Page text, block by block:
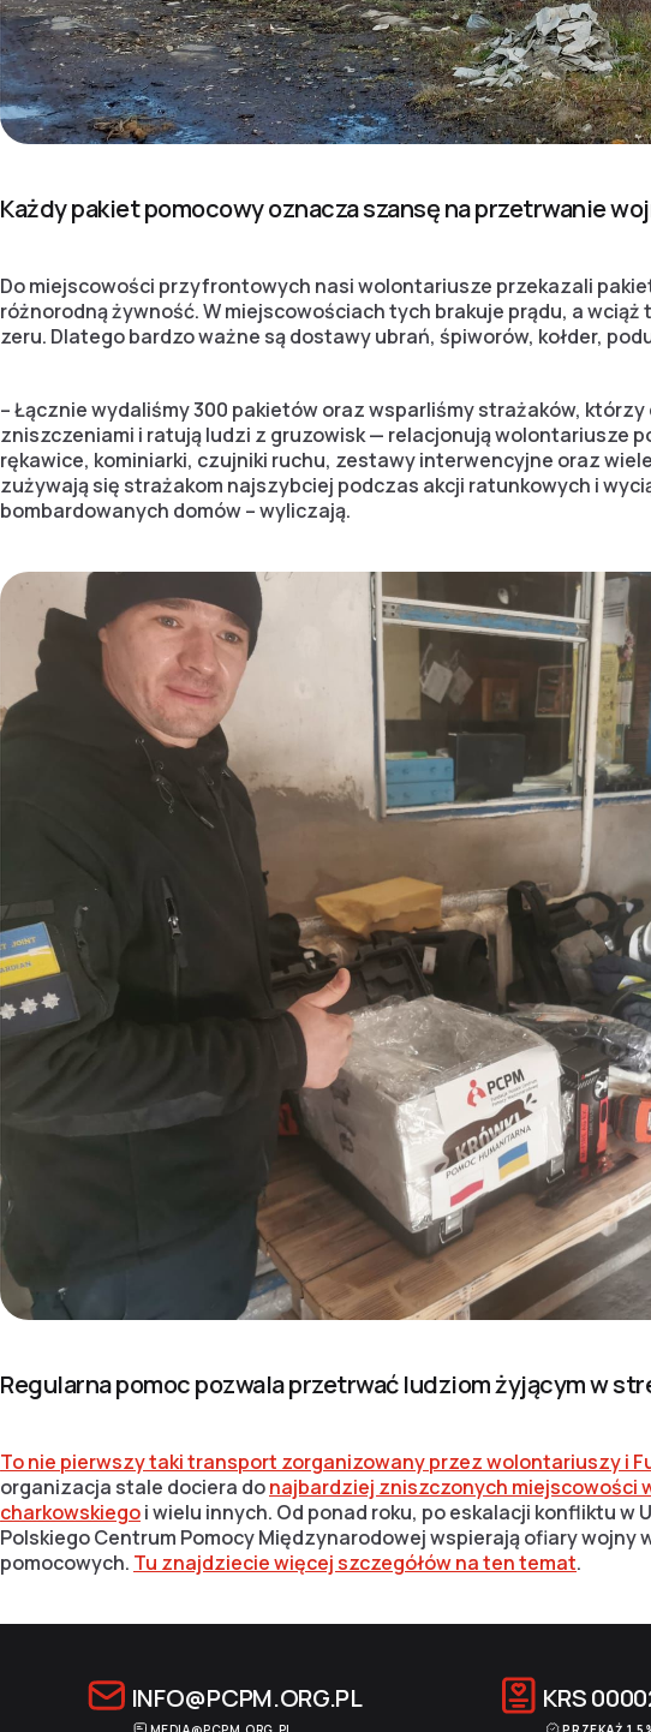
Każdy pakiet pomocowy oznacza szansę na przetrwanie
Do miejscowości przyfrontowych nasi wolontariusze przekazali
różnorodną żywność. W miejscowościach tych brakuje prądu, a
zeru. Dlatego bardzo ważne są dostawy ubrań, śpiworów, kołder,
– Łącznie wydaliśmy 300 pakietów oraz wsparliśmy strażaków,
zniszczeniami i ratują ludzi z gruzowisk — relacjonują wolontariusze
rękawice, kominiarki, czujniki ruchu, zestawy interwencyjne oraz
zużywają się strażakom najszybciej podczas akcji ratunkowych i
bombardowanych domów – wyliczają.
Regularna pomoc pozwala przetrwać ludziom żyjącym w
To nie pierwszy taki transport zorganizowany przez wolontariuszy i
organizacja stale dociera donajbardziej zniszczonych miejscowości
charkowskiegoi wielu innych. Od ponad roku, po eskalacji konfliktu
Polskiego Centrum Pomocy Międzynarodowej wspierają ofiary wojny
pomocowych. Tu znajdziecie więcej szczegółów na ten temat.
INFO@PCPM.ORG.PL KRS